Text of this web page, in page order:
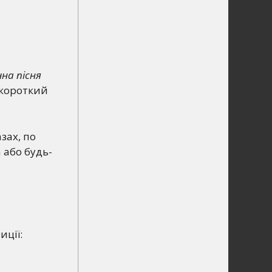
пісня
по
або будь-